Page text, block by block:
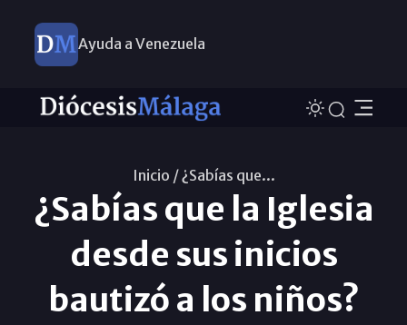
Ayuda a Venezuela
Inicio /¿Sabías que...
¿Sabías que la Iglesia
desde sus inicios
bautizó a los niños?